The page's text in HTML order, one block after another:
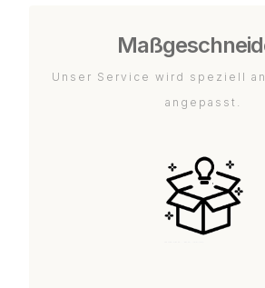
Unser Service wird speziell
angepasst.